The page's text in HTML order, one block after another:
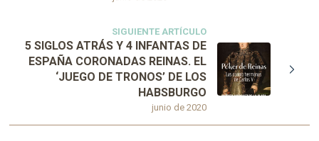
SIGUIENTE ARTÍCULO
junio de 2020
5 SIGLOS ATRÁS Y 4 INFANTAS DE
ESPAÑA CORONADAS REINAS. EL
‘JUEGO DE TRONOS’ DE LOS
HABSBURGO